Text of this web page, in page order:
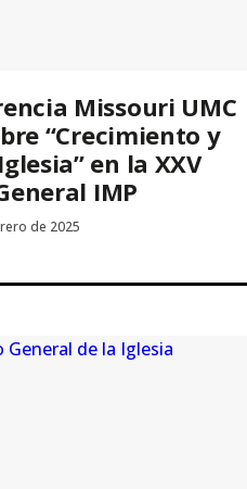
Missouri UMC
“Crecimiento y
en la XXV
IMP
de 2025